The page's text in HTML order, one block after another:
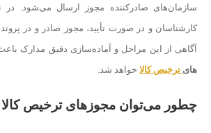
سازمان‌های صادرکننده مجوز ارسال می‌شود.
کارشناسان و در صورت تأیید، مجوز صادر و در
آگاهی از این مراحل و آماده‌سازی دقیق مدارک
های ترخیص کالا خواهد شد.
چطور می‌توان مجوزهای ترخیص کالا